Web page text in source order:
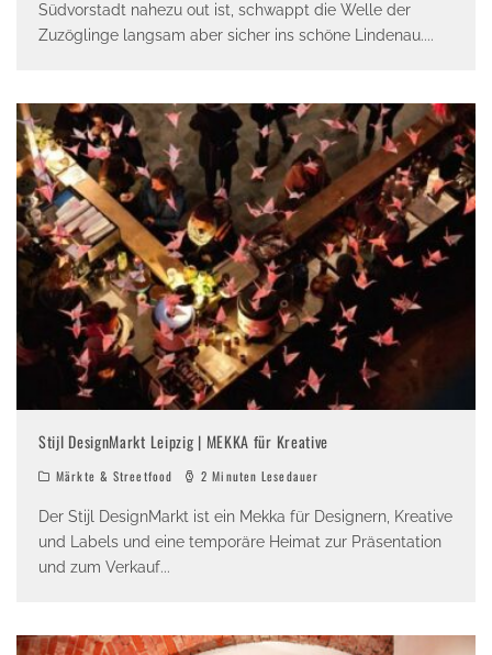
Südvorstadt nahezu out ist, schwappt die Welle der
Zuzöglinge langsam aber sicher ins schöne Lindenau....
Stijl DesignMarkt Leipzig | MEKKA für Kreative
Märkte & Streetfood 2 Minuten Lesedauer
Der Stijl DesignMarkt ist ein Mekka für Designern, Kreative
und Labels und eine temporäre Heimat zur Präsentation
und zum Verkauf...